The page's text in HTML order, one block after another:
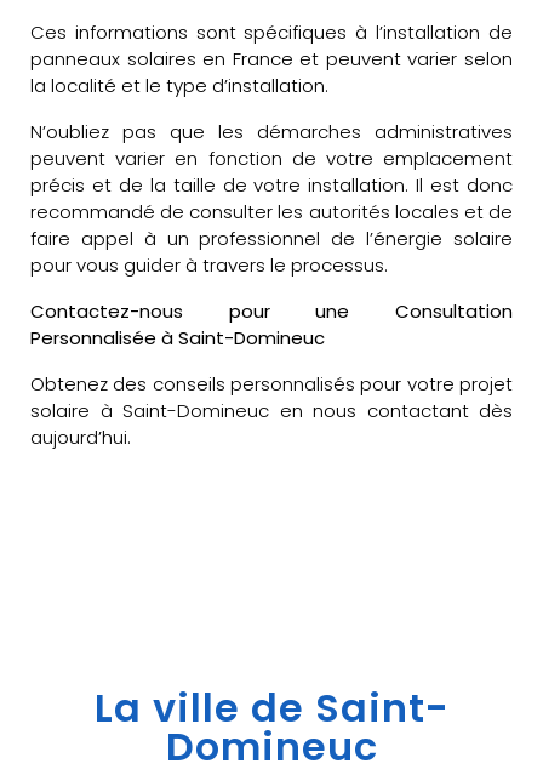
Ces informations sont spécifiques à l’installation de
panneaux solaires en France et peuvent varier selon
la localité et le type d’installation.
N’oubliez pas que les démarches administratives
peuvent varier en fonction de votre emplacement
précis et de la taille de votre installation. Il est donc
recommandé de consulter les autorités locales et de
faire appel à un professionnel de l’énergie solaire
pour vous guider à travers le processus.
Contactez-nous pour une Consultation
Personnalisée à Saint-Domineuc
Obtenez des conseils personnalisés pour votre projet
solaire à Saint-Domineuc en nous contactant dès
aujourd’hui.
La ville de Saint-
Domineuc